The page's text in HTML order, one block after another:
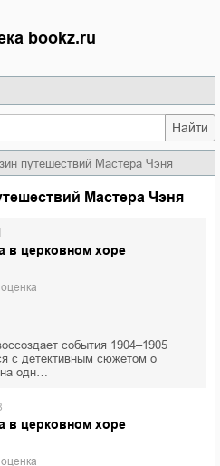
bookz.ru
Найти
путешествий Мастера Чэня
Мастера Чэня
в церковном хоре
оценка
события 1904–1905
с детективным сюжетом о
на одн…
в церковном хоре
оценка